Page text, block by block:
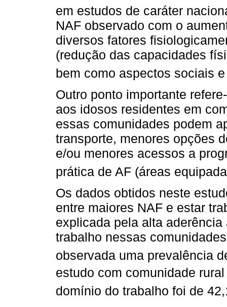
em estudos de caráter
NAF observado com o
diversos fatores
(redução das capacidades
bem como aspectos sociais
Outro ponto importante
aos idosos residentes em
essas comunidades podem
transporte, menores opções
e/ou menores acessos a
prática de AF (áreas
Os dados obtidos neste
entre maiores NAF e estar
explicada pela alta
trabalho nessas
observada uma prevalência
estudo com comunidade
domínio do trabalho foi de